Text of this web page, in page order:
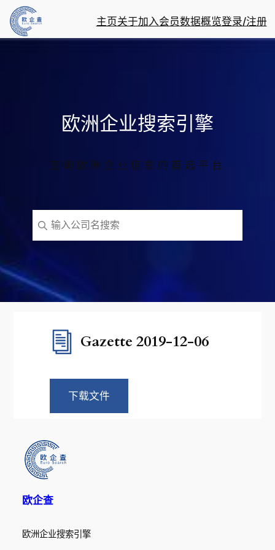
内
主页关于加入会员数据概览登录/注册
欧洲企业搜索引擎
查询欧洲企业信息的首选平台
Gazette 2019-12-06
下载文件
欧企查
欧洲企业搜索引擎